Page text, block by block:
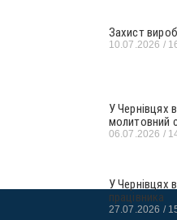
Захист
10.07.2026
У Чернівцях
молитовний
06.07.2026
У Чернівцях
працівника
27.07.2026